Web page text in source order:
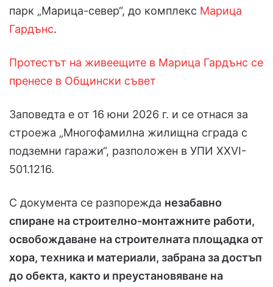
парк „Марица-север“, до комплекс Марица
Гардънс.
Протестът на живеещите в Марица Гардънс се
пренесе в Общински съвет
Заповедта е от 16 юни 2026 г. и се отнася за
строежа „Многофамилна жилищна сграда с
подземни гаражи“, разположен в УПИ XXVI-
501.1216.
С документа се разпорежда незабавно
спиране на строително-монтажните работи,
освобождаване на строителната площадка от
хора, техника и материали, забрана за достъп
до обекта, както и преустановяване на